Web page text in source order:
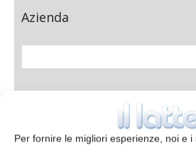
Per fornire le migliori esperienze, noi e
Azienda